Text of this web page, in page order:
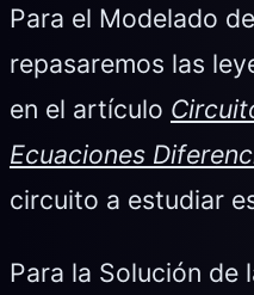
Para el Modelado
repasaremos las
en el artículo
Ecuaciones
circuito a estudiar
Para la Solución de